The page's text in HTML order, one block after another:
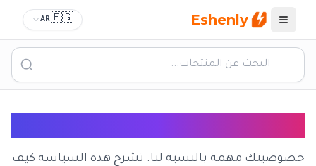
القائمة Eshenly
🇪🇬
AR
خصوصيتك مهمة بالنسبة لنا. تشرح هذه السياسة كيف